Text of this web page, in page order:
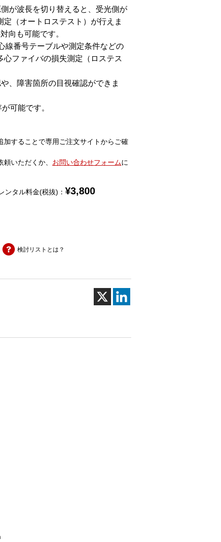
が波長を切り替えると、受光側が
（オートロステスト）が行えま
向も可能です。
線番号テーブルや測定条件などの
ファイバの損失測定（ロステス
、障害箇所の目視確認ができま
可能です。
することで専用ご注文サイトからご確
いただくか、 お問い合わせフォームに
ンタル料金(税抜)： ¥3,800
検討リストとは？